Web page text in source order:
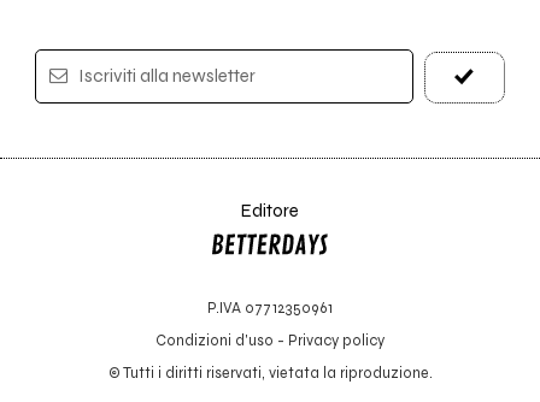
Iscriviti alla newsletter
Editore
P.IVA 07712350961
Condizioni d'uso - Privacy policy
© Tutti i diritti riservati, vietata la riproduzione.